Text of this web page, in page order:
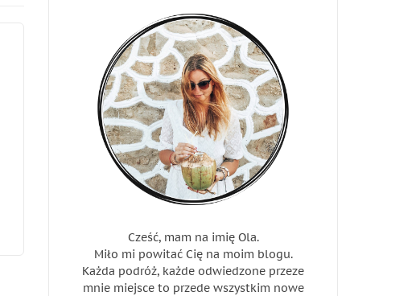
Cześć, mam na imię Ola.
Miło mi powitać Cię na moim blogu.
Każda podróż, każde odwiedzone przeze
mnie miejsce to przede wszystkim nowe